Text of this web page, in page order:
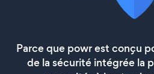
Parce que powr est conçu
de la sécurité intégrée la